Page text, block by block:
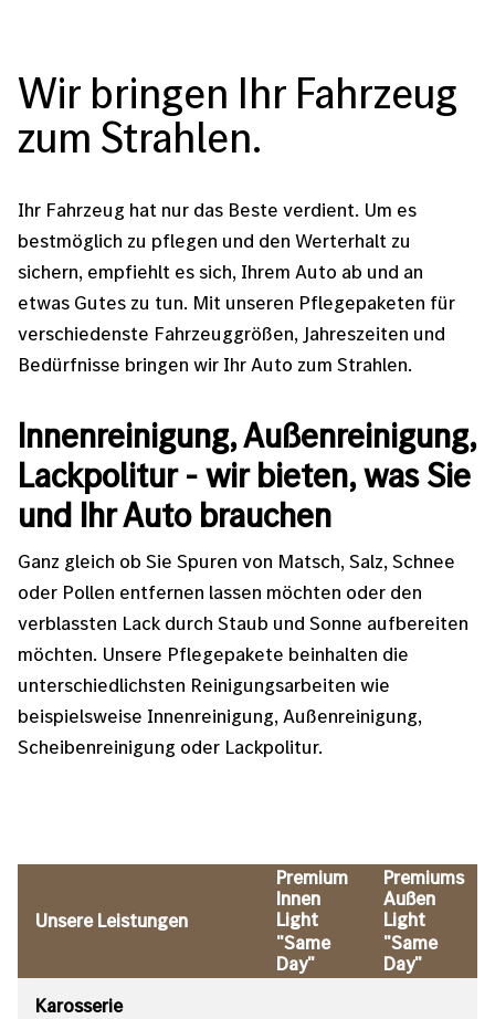
Wir bringen Ihr Fahrzeug
zum Strahlen.
Ihr Fahrzeug hat nur das Beste verdient. Um es
bestmöglich zu pflegen und den Werterhalt zu
sichern, empfiehlt es sich, Ihrem Auto ab und an
etwas Gutes zu tun. Mit unseren Pflegepaketen für
verschiedenste Fahrzeuggrößen, Jahreszeiten und
Bedürfnisse bringen wir Ihr Auto zum Strahlen.
Innenreinigung, Außenreinigung,
Lackpolitur - wir bieten, was Sie
und Ihr Auto brauchen
Ganz gleich ob Sie Spuren von Matsch, Salz, Schnee
oder Pollen entfernen lassen möchten oder den
verblassten Lack durch Staub und Sonne aufbereiten
möchten. Unsere Pflegepakete beinhalten die
unterschiedlichsten Reinigungsarbeiten wie
beispielsweise Innenreinigung, Außenreinigung,
Scheibenreinigung oder Lackpolitur.
Unsere Leistungen
Premium
Innen
Light
"Same
Day"
Premiums
Außen
Light
"Same
Day"
Karosserie